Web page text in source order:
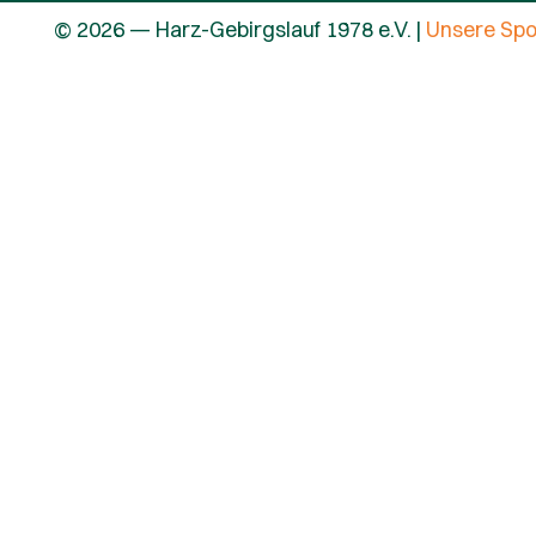
© 2026 — Harz-Gebirgslauf 1978 e.V. | Unsere